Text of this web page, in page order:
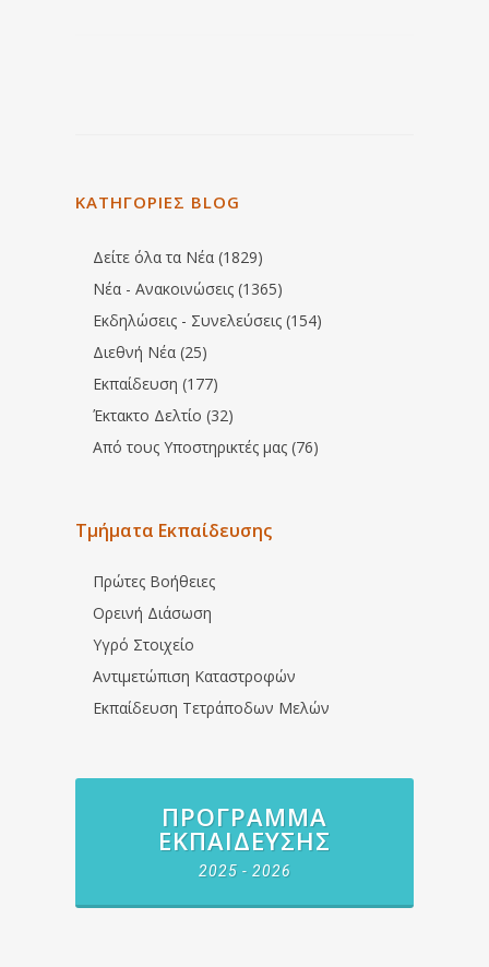
ΚΑΤΗΓΟΡΙΕΣ BLOG
Δείτε όλα τα Νέα (1829)
Νέα - Ανακοινώσεις (1365)
Εκδηλώσεις - Συνελεύσεις (154)
Διεθνή Νέα (25)
Εκπαίδευση (177)
Έκτακτο Δελτίο (32)
Από τους Υποστηρικτές μας (76)
Τμήματα Εκπαίδευσης
Πρώτες Βοήθειες
Ορεινή Διάσωση
Υγρό Στοιχείο
Αντιμετώπιση Καταστροφών
Εκπαίδευση Τετράποδων Μελών
ΠΡΌΓΡΑΜΜΑ
ΕΚΠΑΊΔΕΥΣΗΣ
2025 - 2026